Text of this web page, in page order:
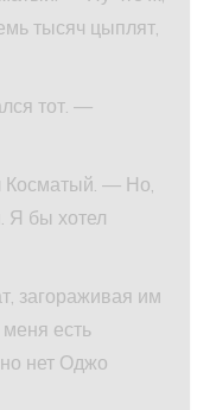
тысяч цыплят,
тот. —
Косматый. — Но,
Я бы хотел
загораживая им
есть
нет Оджо